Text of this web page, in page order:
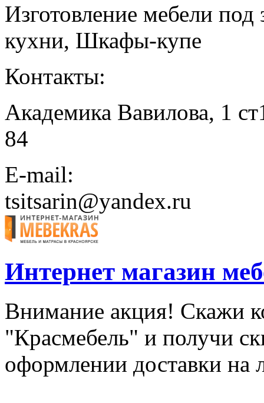
Изготовление мебели под
кухни, Шкафы-купе
Контакты:
Академика Вавилова, 1
84
E-mail:
tsitsarin@yandex.ru
Интернет магазин
Внимание акция! Скажи
"Красмебель" и получи
оформлении доставки на